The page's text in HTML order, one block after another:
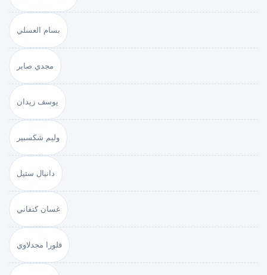
بسام العسلي
مجدي صابر
يوسف زيدان
وليم شكسبير
دانيال ستيل
غسان كنفاني
فلورا مجدلاوي